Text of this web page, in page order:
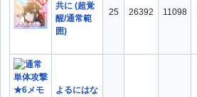
共に (超覚
醒/通常範
囲)
25 26392 11098
よるにはな